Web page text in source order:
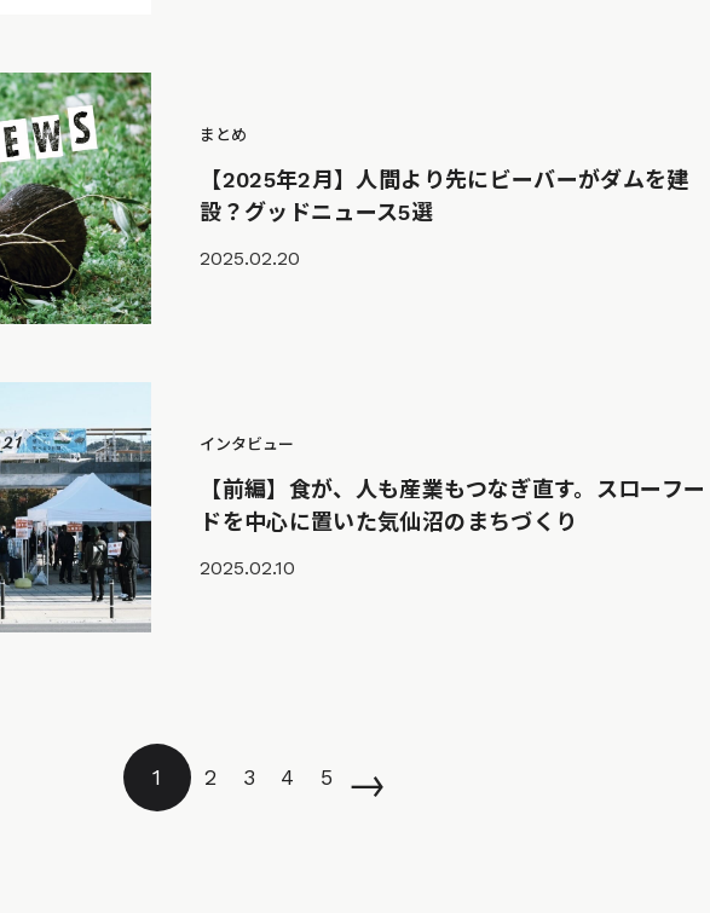
まとめ
【2025年2月】人間より先にビーバーがダムを建
設？グッドニュース5選
2025.02.20
インタビュー
【前編】食が、人も産業もつなぎ直す。スローフー
ドを中心に置いた気仙沼のまちづくり
2025.02.10
1 2 3 4 5 →